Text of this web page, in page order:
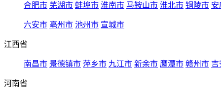
合肥市 芜湖市 蚌埠市 淮南市 马鞍山市 淮北市 铜陵市 安
六安市 亳州市 池州市 宣城市
江西省
南昌市 景德镇市 萍乡市 九江市 新余市 鹰潭市 赣州市 吉
河南省